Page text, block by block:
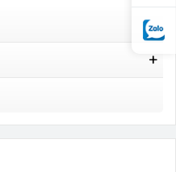
FRP - Hòa Bình